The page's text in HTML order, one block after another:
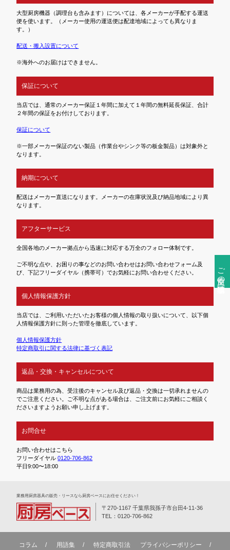
ご注文前の確認事項
大型厨房機器（調理台も含みます）については、各メーカーが手配する運送
便を使います。（メーカー使用の運送便は配達地域によっても異なりま
す。）
配送・搬入設置について
※海外へのお届けはできません。
保証について
当店では、通常のメーカー保証１年間に加えて１年間の無料延長保証、合計
２年間の保証をお付けしております。
保証について
※一部メーカー保証のない製品（作業台やシンク等の板金製品）は対象外と
なります。
納期について
配送はメーカー直送になります。メーカーの在庫状況及び納品地域により異
なります。
アフターサービス
全国各地のメーカー拠点から迅速に対応する万全のフォロー体制です。
ご不明な点や、お困りの事などのお問い合わせはお問い合わせフォーム及
び、下記フリーダイヤル（携帯可）でお気軽にお問い合わせください。
個人情報保護方針
当店では、ご利用いただいたお客様の個人情報の取り扱いについて、以下個
人情報保護方針に則った管理を徹底しています。
個人情報保護方針
特定商取引に関する法律に基づく表記
返品・交換・キャンセルについて
商品は業務用の為、受注後のキャンセル及び返品・交換は一切承れませんの
でご注意ください。ご不明な点がある場合は、ご注文前にお気軽にご相談く
ださいますようお願い申し上げます。
お問合せ
お問い合わせはこちら
フリーダイヤル0120-706-862
平日9:00〜18:00
業務⽤厨房器具の販売・リースなら厨房ベースにお任せください！
〒270-1167 千葉県我孫子市台田4-11-36
TEL：0120-706-862
コラム 用語集 特定商取引法 プライバシーポリシー